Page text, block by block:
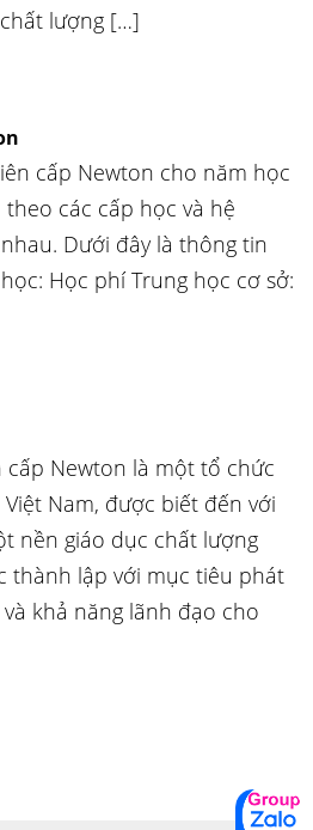
lượng […]
cấp Newton cho năm học
các cấp học và hệ
Dưới đây là thông tin
Học phí Trung học cơ sở:
cấp Newton là một tổ chức
Nam, được biết đến với
nền giáo dục chất lượng
thành lập với mục tiêu phát
khả năng lãnh đạo cho